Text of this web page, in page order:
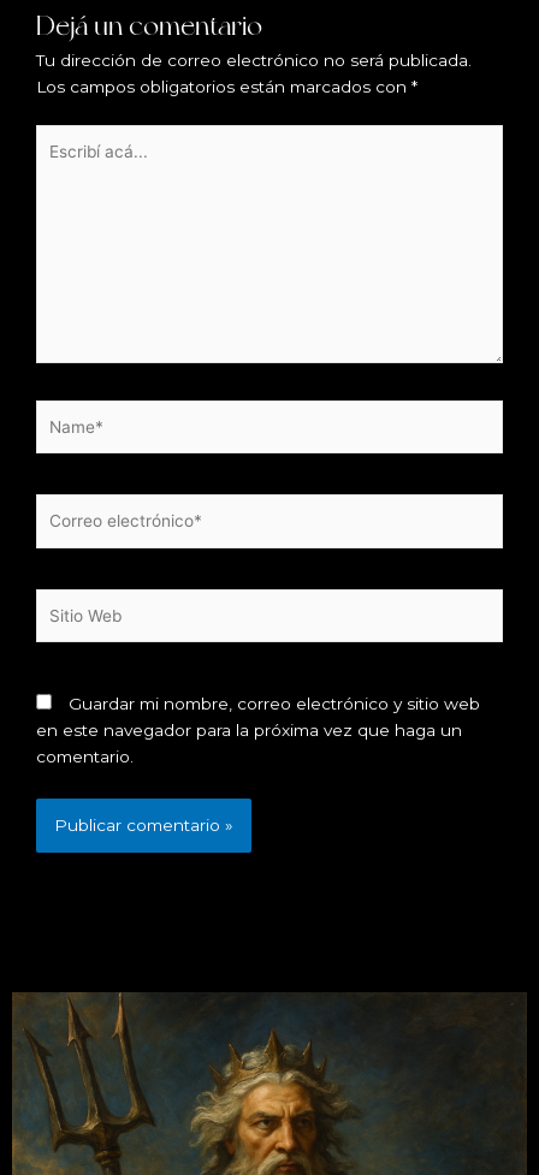
Dejá un comentario
Tu dirección de correo electrónico no será publicada.
Los campos obligatorios están marcados con *
acá...
electrónico*
Web
Guardar mi nombre, correo electrónico y sitio web
en este navegador para la próxima vez que haga un
comentario.